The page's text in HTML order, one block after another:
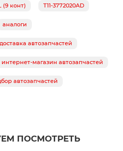
(9 конт) T11-3772020AD
аналоги
доставка автозапчастей
интернет-магазин автозапчастей
автозапчастей
ПОСМОТРЕТЬ